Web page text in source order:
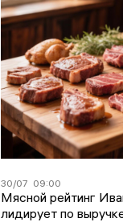
30/07 09:00
Мясной рейтинг
лидирует по